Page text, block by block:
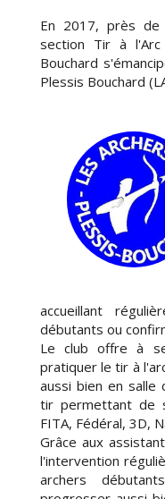
En 2017, près
section Tir à
Bouchard
Plessis Bouchard
accueillant
débutants ou
Le club offre à
pratiquer le tir à
aussi bien en salle
tir permettant de
FITA, Fédéral, 3D,
Grâce aux
l'intervention
archers